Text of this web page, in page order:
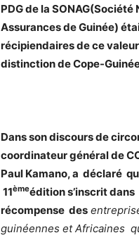
PDG de la SONAG(Société
Assurances de Guinée)
récipiendaires de ce
distinction de Cope-
Dans son discours de
coordinateur général de
Paul Kamano, a déclaré
11èmeédition s’inscrit dans
récompense des
guinéennes et Africaines